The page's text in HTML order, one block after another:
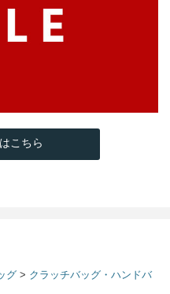
こちら
グ > クラッチバッグ・ハンドバ